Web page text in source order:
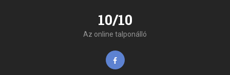
10/10
Az online talponálló